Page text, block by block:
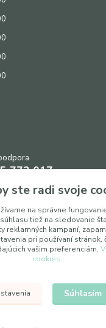
773 017
17:00, So: 9:00 - 12:00)
nastavenia cookies
ste radi svoje
na správne
tiež na sledovanie
reklamných kampaní,
pri používaní stránok,
vašim preferenciám.
cookies
Súhlasím